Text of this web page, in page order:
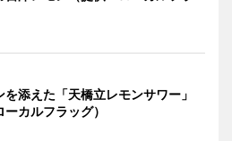
を添えた「天橋立レモンサワー」
ーカルフラッグ）